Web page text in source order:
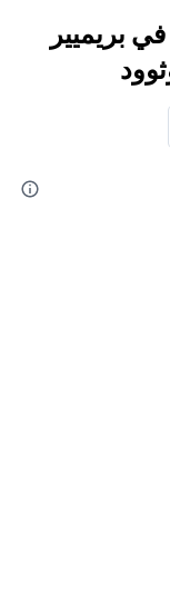
بريميير